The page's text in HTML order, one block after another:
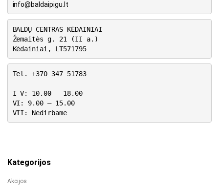
info@baldaipigu.lt
BALDŲ CENTRAS KĖDAINIAI
Žemaitės g. 21 (II a.)
Kėdainiai, LT571795
Tel. +370 347 51783
I-V: 10.00 – 18.00
VI: 9.00 – 15.00
VII: Nedirbame
Kategorijos
Akcijos